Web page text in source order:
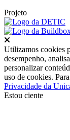
Projeto
Utilizamos cookies
desempenho,
personalizar
uso de cookies.
Privacidade da
Estou ciente